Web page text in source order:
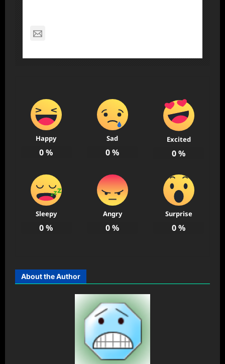
Happy
0%
Sad
0%
Excited
0%
Sleepy
0%
Angry
0%
Surprise
0%
About the Author